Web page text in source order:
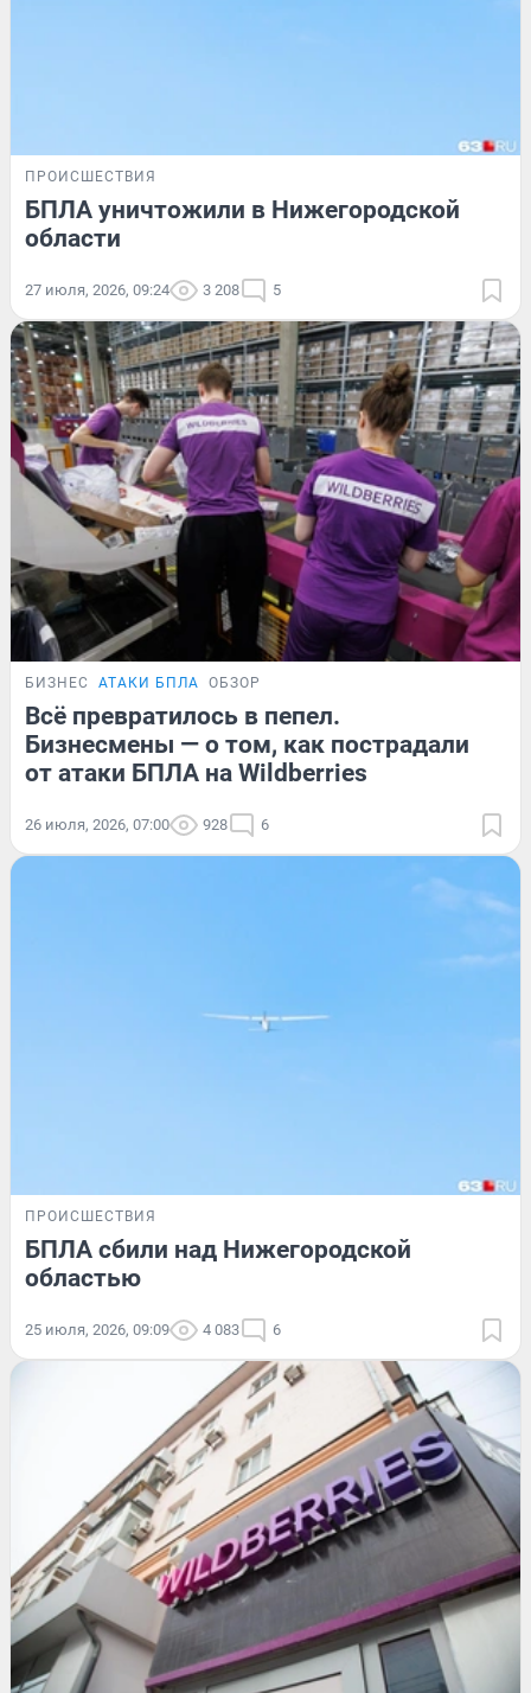
ПРОИСШЕСТВИЯ
БПЛА уничтожили в Нижегородской
области
27 июля, 2026, 09:24 3 208 5
БИЗНЕС АТАКИ БПЛА ОБЗОР
Всё превратилось в пепел.
Бизнесмены — о том, как пострадали
от атаки БПЛА на Wildberries
26 июля, 2026, 07:00 928 6
ПРОИСШЕСТВИЯ
БПЛА сбили над Нижегородской
областью
25 июля, 2026, 09:09 4 083 6